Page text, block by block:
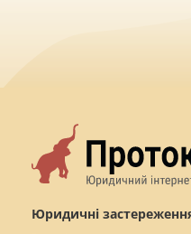
Юридичні